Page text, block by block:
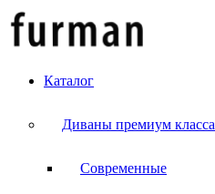
Каталог
Диваны премиум класса
Современные